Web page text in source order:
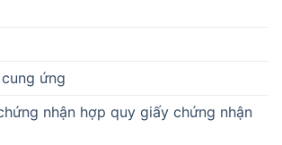
ứng
nhận hợp quy giấy chứng nhận